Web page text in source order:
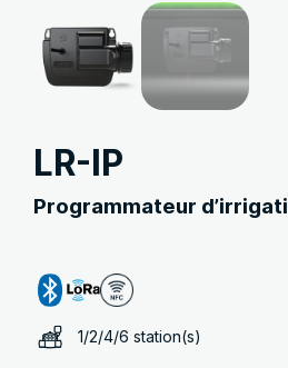
LR-IP
Programmateur
1/2/4/6 station(s)